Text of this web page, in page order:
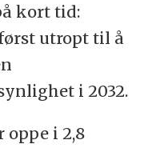
kort tid:
utropt til å
i 2032.
oppe i 2,8